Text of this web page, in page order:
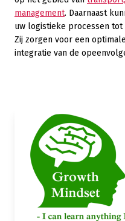
management. Daarnaast
uw logistieke processen
Zij zorgen voor een
integratie van de